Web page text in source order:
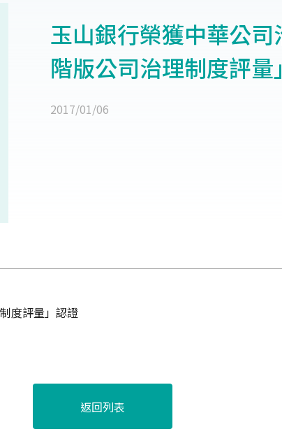
玉山銀行榮獲中華公
階版公司治理制度評量
2017/01/06
度評量」認證
返回列表